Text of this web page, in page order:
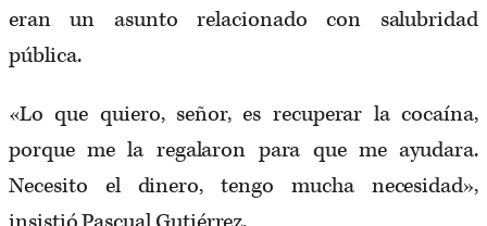
eran un asunto relacionado con salubridad
pública.
«Lo que quiero, señor, es recuperar la cocaína,
porque me la regalaron para que me ayudara.
Necesito el dinero, tengo mucha necesidad»,